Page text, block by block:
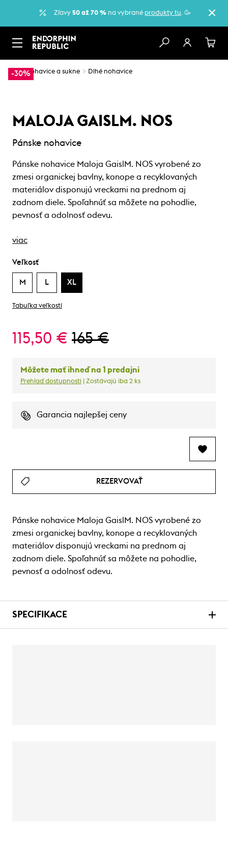
Zľavy 50 až 70 %na vybrané produkty tu. 🥳
-30%
… Nohavice a sukne Dlhé nohavice
MALOJA GAISLM. NOS
Pánske nohavice
Pánske nohavice Maloja GaislM. NOS vyrobené zo
zmesi organickej bavlny, konope a recyklovaných
materiálov disponujú vreckami na prednom aj
zadnom diele. Spoľahnúť sa môžete na pohodlie,
pevnosť a odolnosť odevu.
viac
Veľkosť
M L XL
Tabuľka veľkostí
115,50 € 165 €
Môžete mať ihneď na 1 predajni
Prehlaď dostupnosti | Zostávajú iba 2 ks
Garancia najlepšej ceny
REZERVOVAŤ
Pánske nohavice Maloja GaislM. NOS vyrobené zo
zmesi organickej bavlny, konope a recyklovaných
materiálov disponujú vreckami na prednom aj
zadnom diele. Spoľahnúť sa môžete na pohodlie,
pevnosť a odolnosť odevu.
SPECIFIKACE